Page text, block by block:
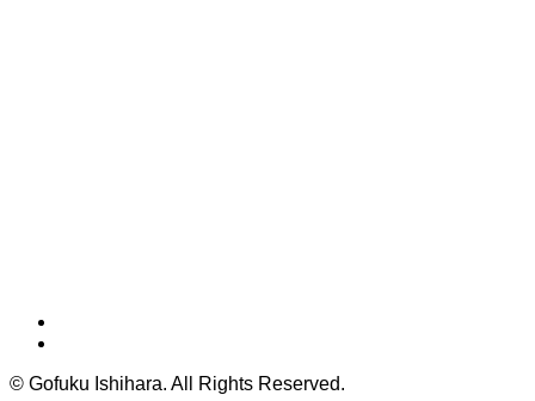
© Gofuku Ishihara. All Rights Reserved.